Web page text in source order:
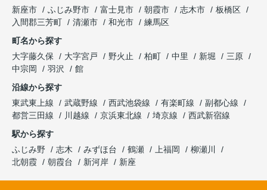
新座市
ふじみ野市 富士見市 朝霞市 志木市
板橋区
入間郡三芳町
清瀬市 和光市
練馬区
町名から探す
大字藤久保
大字宮戸 野火止 柏町 中里 新堀
三原
中宗岡
羽沢
館
沿線から探す
東武東上線
武蔵野線 西武池袋線 有楽町線
副都心線
都営三田線
川越線 京浜東北線 埼京線
西武新宿線
駅から探す
ふじみ野
志木 みずほ台 鶴瀬 上福岡
柳瀬川
北朝霞
朝霞台 新河岸 新座